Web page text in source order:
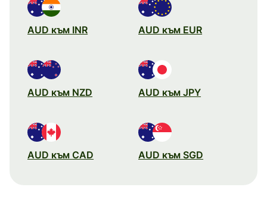
AUD към INR AUD към EUR
AUD към NZD AUD към JPY
AUD към CAD AUD към SGD